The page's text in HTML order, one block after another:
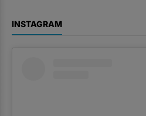
INSTAGRAM